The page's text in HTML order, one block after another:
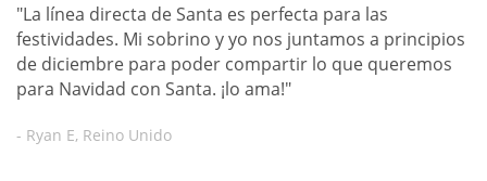
"La línea directa de Santa es perfecta para las
festividades. Mi sobrino y yo nos juntamos a principios
de diciembre para poder compartir lo que queremos
para Navidad con Santa. ¡lo ama!"
- Ryan E, Reino Unido